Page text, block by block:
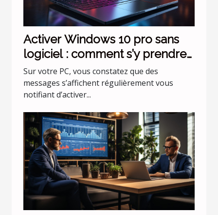
Activer Windows 10 pro sans
logiciel : comment s’y prendre
facilement ?
Sur votre PC, vous constatez que des
messages s’affichent régulièrement vous
notifiant d’activer...